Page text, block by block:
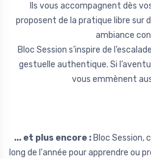
Ils vous accompagnent dès
proposent de la pratique libre sur
ambiance
Bloc Session s’inspire de
gestuelle authentique. Si
vous emmènent
... et plus encore :Bloc Session,
long de l'année pour apprendre ou